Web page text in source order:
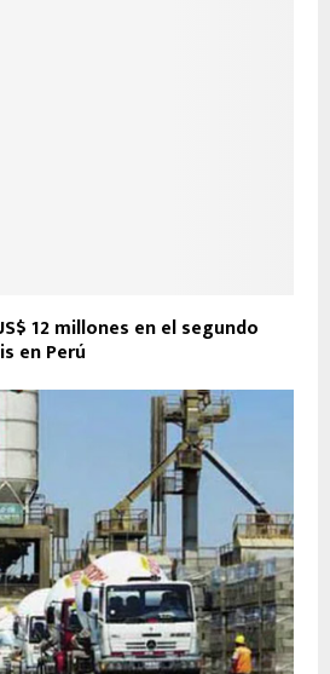
12 millones en el segundo
en Perú